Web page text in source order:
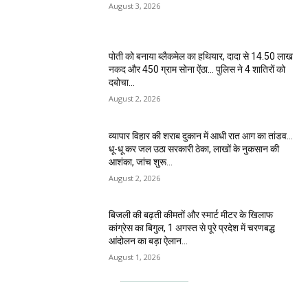
August 3, 2026
पोती को बनाया ब्लैकमेल का हथियार, दादा से 14.50 लाख
नकद और 450 ग्राम सोना ऐंठा… पुलिस ने 4 शातिरों को
दबोचा…
August 2, 2026
व्यापार विहार की शराब दुकान में आधी रात आग का तांडव…
धू-धू कर जल उठा सरकारी ठेका, लाखों के नुकसान की
आशंका, जांच शुरू…
August 2, 2026
बिजली की बढ़ती कीमतों और स्मार्ट मीटर के खिलाफ
कांग्रेस का बिगुल, 1 अगस्त से पूरे प्रदेश में चरणबद्ध
आंदोलन का बड़ा ऐलान…
August 1, 2026